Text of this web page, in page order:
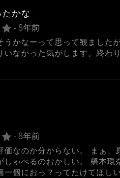
かな
- 8年前
うかなーって思って観ました
いなかった気がします。終わ
- 8年前
価なのか分からない。 まぁ、
しゃべるのおかしい。 橋本
一個におっ？ってたけてほし